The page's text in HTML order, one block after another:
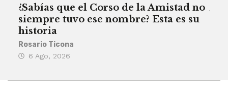
¿Sabías que el Corso de la Amistad no
siempre tuvo ese nombre? Esta es su
historia
Rosario Ticona
6 Ago, 2026